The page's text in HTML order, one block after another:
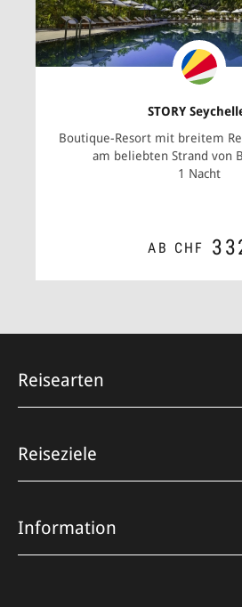
STORY
Boutique-Resort mit breitem
am beliebten Strand von
1 Nacht
AB CHF
Reisearten
Reiseziele
Information